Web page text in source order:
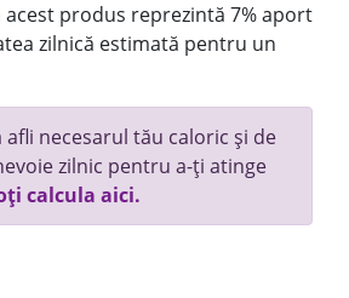
acest produs reprezintă 7% aport
zilnică estimată pentru un
afli necesarul tău caloric și de
zilnic pentru a-ți atinge
calcula aici.